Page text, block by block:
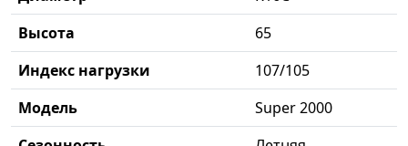
Высота
65
Индекс нагрузки
107/105
Модель
Super 2000